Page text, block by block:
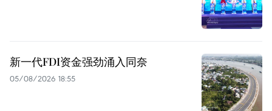
新一代FDI资金强劲涌入同奈
05/08/2026 18:55